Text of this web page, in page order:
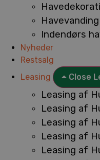
Havevanding
Indendørs
Nyheder
Restsalg
Leasing
Close
Leasing af
Leasing af
Leasing af
Leasing af
Leasing af